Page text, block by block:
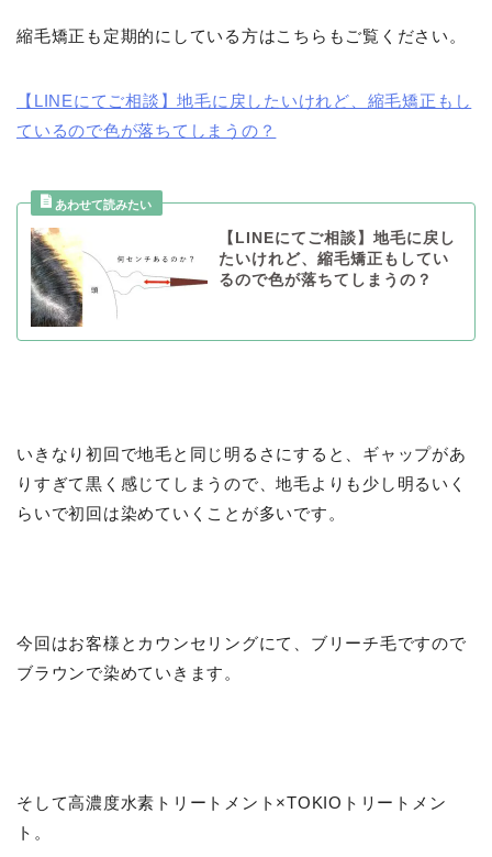
縮毛矯正も定期的にしている方はこちらもご覧ください。
【LINEにてご相談】地毛に戻したいけれど、縮毛矯正もし
ているので色が落ちてしまうの？
【LINEにてご相談】地毛に戻し
たいけれど、縮毛矯正もしてい
るので色が落ちてしまうの？
いきなり初回で地毛と同じ明るさにすると、ギャップがあ
りすぎて黒く感じてしまうので、地毛よりも少し明るいく
らいで初回は染めていくことが多いです。
今回はお客様とカウンセリングにて、ブリーチ毛ですので
ブラウンで染めていきます。
そして高濃度水素トリートメント×TOKIOトリートメン
ト。